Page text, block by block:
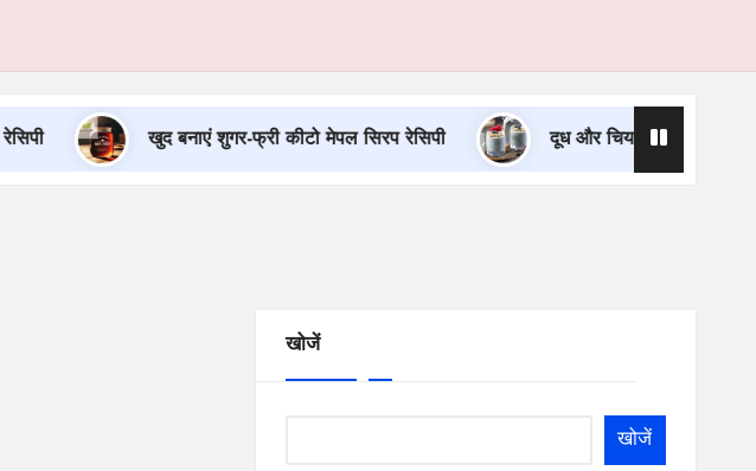
खुद बनाएं शुगर-फ्री कीटो मेपल सिरप रेसिपी दूध और चिया बीज के साथ दलिया
खोजें
खोजें